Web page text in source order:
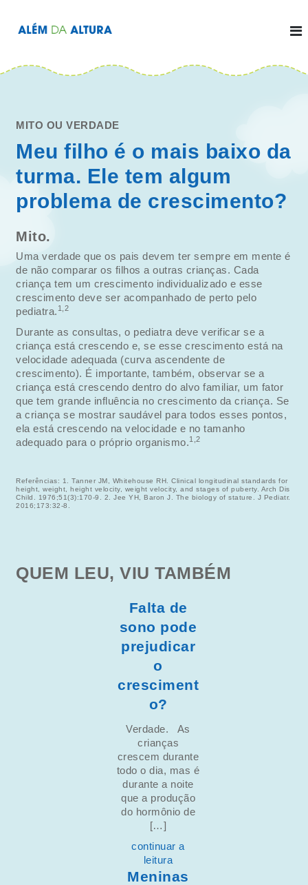
a
m
l
t
u
r
a
MITO OU VERDADE
Meu filho é o mais baixo da
turma. Ele tem algum
problema de crescimento?
Mito.
Uma verdade que os pais devem ter sempre em mente é
de não comparar os filhos a outras crianças. Cada
criança tem um crescimento individualizado e esse
crescimento deve ser acompanhado de perto pelo
pediatra. 1,2
Durante as consultas, o pediatra deve verificar se a
criança está crescendo e, se esse crescimento está na
velocidade adequada (curva ascendente de
crescimento). É importante, também, observar se a
criança está crescendo dentro do alvo familiar, um fator
que tem grande influência no crescimento da criança. Se
a criança se mostrar saudável para todos esses pontos,
ela está crescendo na velocidade e no tamanho
adequado para o próprio organismo.1,2
Referências: 1. Tanner JM, Whitehouse RH. Clinical longitudinal standards for
height, weight, height velocity, weight velocity, and stages of puberty. Arch Dis
Child. 1976;51(3):170-9. 2. Jee YH, Baron J. The biology of stature. J Pediatr.
2016;173:32-8.
QUEM LEU, VIU TAMBÉM
Meninas
Falta de
sono pode
prejudicar
o
cresciment
o?
Verdade. As
crianças
crescem durante
todo o dia, mas é
durante a noite
que a produção
do hormônio de
[…]
continuar a
leitura